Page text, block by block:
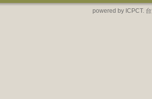
powered by ICPCT.